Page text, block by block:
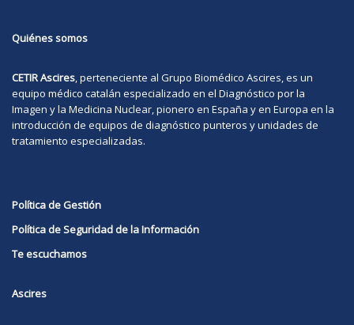
Quiénes somos
CETIR Ascires, perteneciente al Grupo Biomédico Ascires, es un
equipo médico catalán especializado en el Diagnóstico por la
Imagen y la Medicina Nuclear, pionero en España y en Europa en la
introducción de equipos de diagnóstico punteros y unidades de
tratamiento especializadas.
Política de Gestión
Política de Seguridad de la Información
Te escuchamos
Ascires